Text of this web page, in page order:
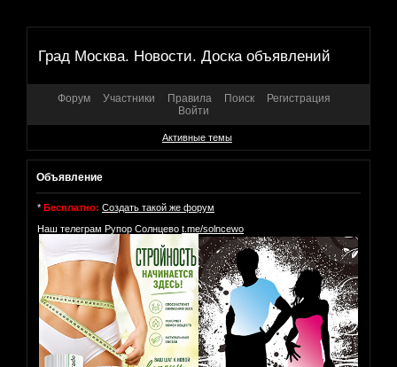
Град Москва. Новости. Доска объявлений
Форум Участники Правила Поиск
Регистрация
Войти
Активные темы
Объявление
* Бесплатно: Создать такой же форум
Наш телеграм Рупор Солнцево t.me/solncewo